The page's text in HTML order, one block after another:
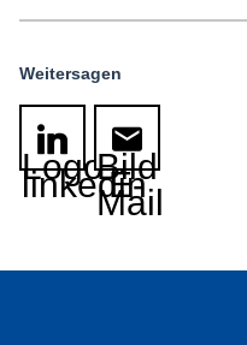
Weitersagen
Logo
linkedin
Bild
E-
Mail